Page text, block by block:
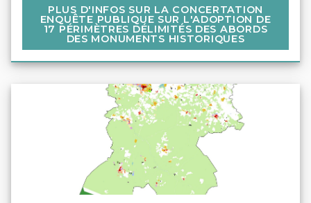
PLUS D'INFOS SUR LA CONCERTATION
PLUS D'INFOS SUR LA CONCERTATION
ENQUÊTE PUBLIQUE SUR L'ADOPTION DE
17 PÉRIMÈTRES DÉLIMITÉS DES ABORDS
DES MONUMENTS HISTORIQUES